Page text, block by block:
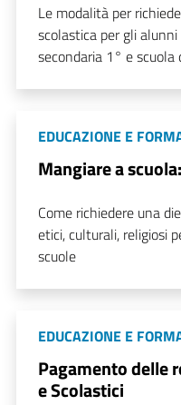
Le modalità per
scolastica per gli
secondaria 1° e
EDUCAZIONE E
Mangiare a
Come richiedere una
etici, culturali, religiosi
scuole
EDUCAZIONE E
Pagamento delle
e Scolastici